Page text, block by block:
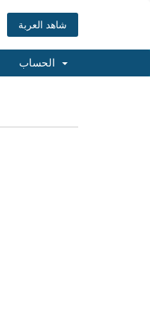
شاهد العربة